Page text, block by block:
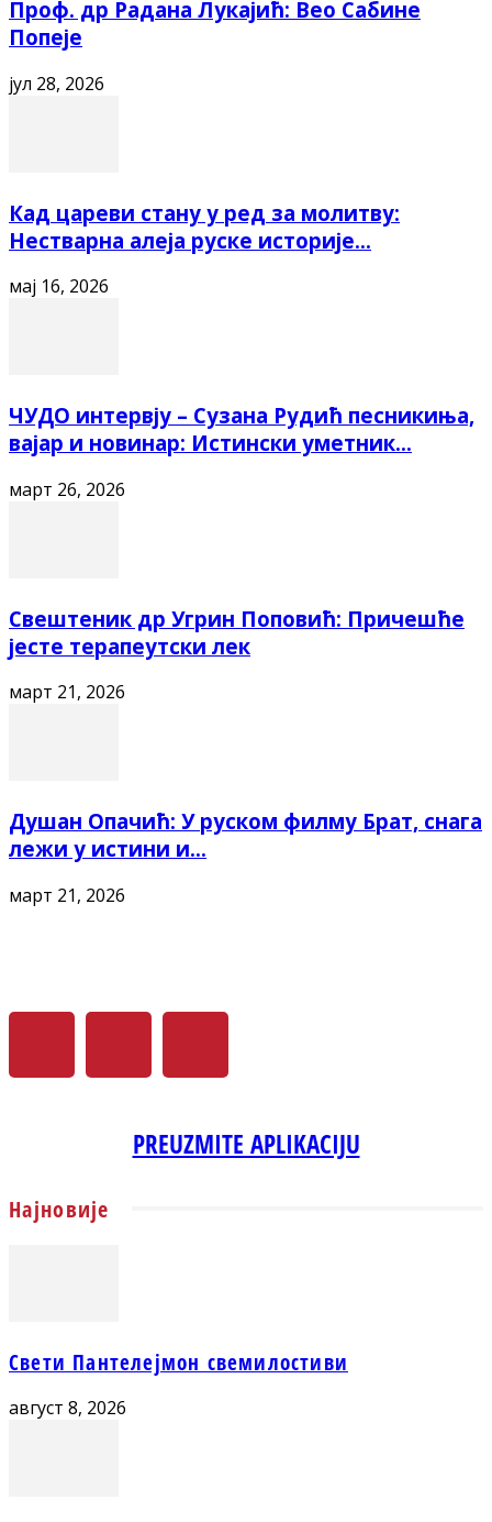
Проф. др Радана Лукајић: Вео Сабине
Попеје
јул 28, 2026
Кад цареви стану у ред за молитву:
Нестварна алеја руске историје...
мај 16, 2026
ЧУДО интервју – Сузана Рудић песникиња,
вајар и новинар: Истински уметник...
март 26, 2026
Свештеник др Угрин Поповић: Причешће
јесте терапеутски лек
март 21, 2026
Душан Опачић: У руском филму Брат, снага
лежи у истини и...
март 21, 2026
PREUZMITE APLIKACIJU
Најновије
Свети Пантелејмон свемилостиви
август 8, 2026